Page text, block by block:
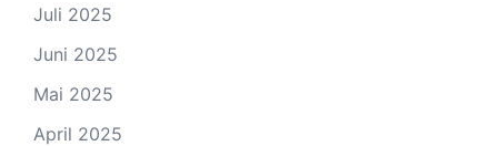
Juli 2025
Juni 2025
Mai 2025
April 2025